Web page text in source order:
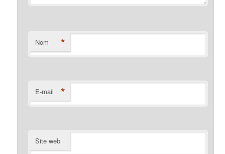
Nom *
E-mail *
Site web